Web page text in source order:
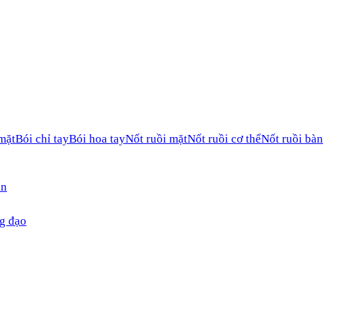
Bói chỉ tayBói hoa tayNốt ruồi mặtNốt ruồi cơ thểNốt ruồi bàn
đạo